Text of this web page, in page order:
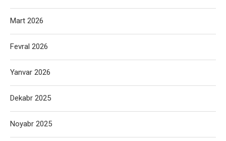
Mart 2026
Fevral 2026
Yanvar 2026
Dekabr 2025
Noyabr 2025